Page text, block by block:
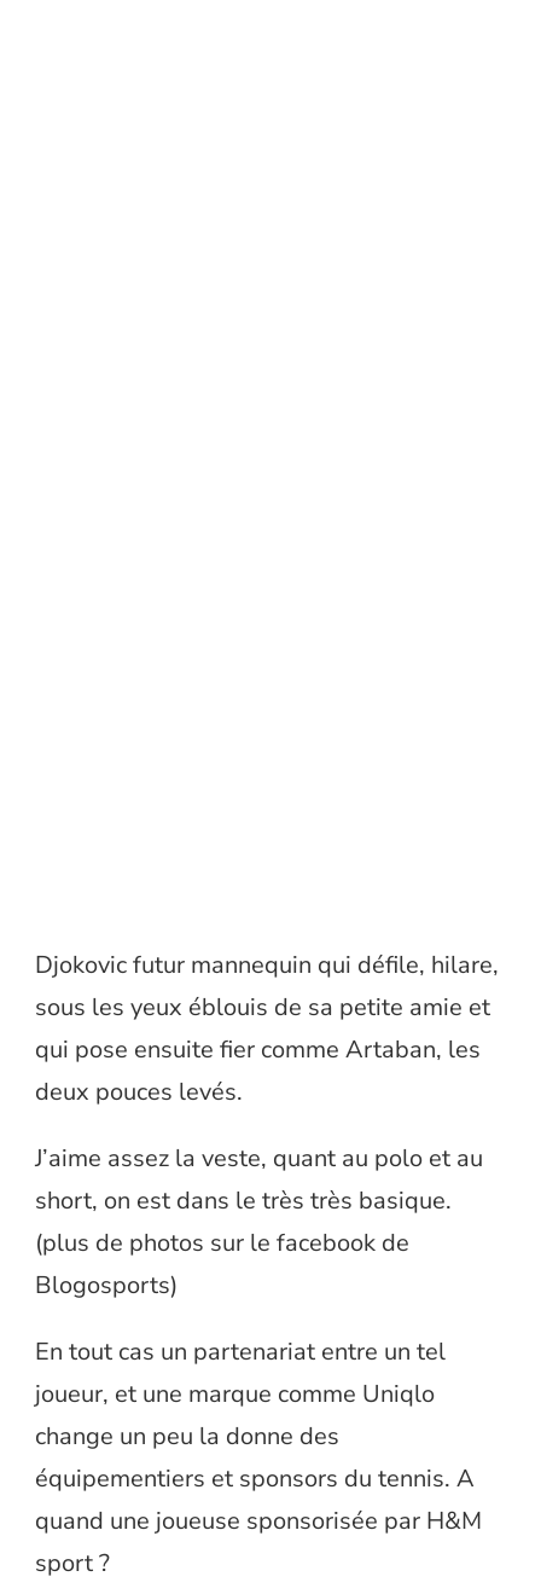
Djokovic futur mannequin qui défile, hilare,
sous les yeux éblouis de sa petite amie et
qui pose ensuite fier comme Artaban, les
deux pouces levés.
J’aime assez la veste, quant au polo et au
short, on est dans le très très basique.
(plus de photos sur le facebook de
Blogosports)
En tout cas un partenariat entre un tel
joueur, et une marque comme Uniqlo
change un peu la donne des
équipementiers et sponsors du tennis. A
quand une joueuse sponsorisée par H&M
sport ?